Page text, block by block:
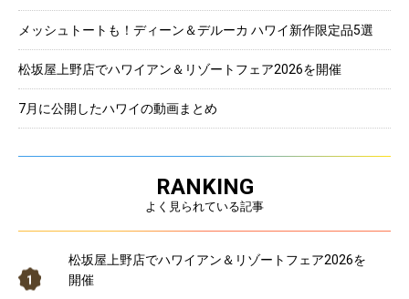
メッシュトートも！ディーン＆デルーカ ハワイ新作限定品5選
松坂屋上野店でハワイアン＆リゾートフェア2026を開催
7月に公開したハワイの動画まとめ
RANKING
よく見られている記事
松坂屋上野店でハワイアン＆リゾートフェア2026を
開催